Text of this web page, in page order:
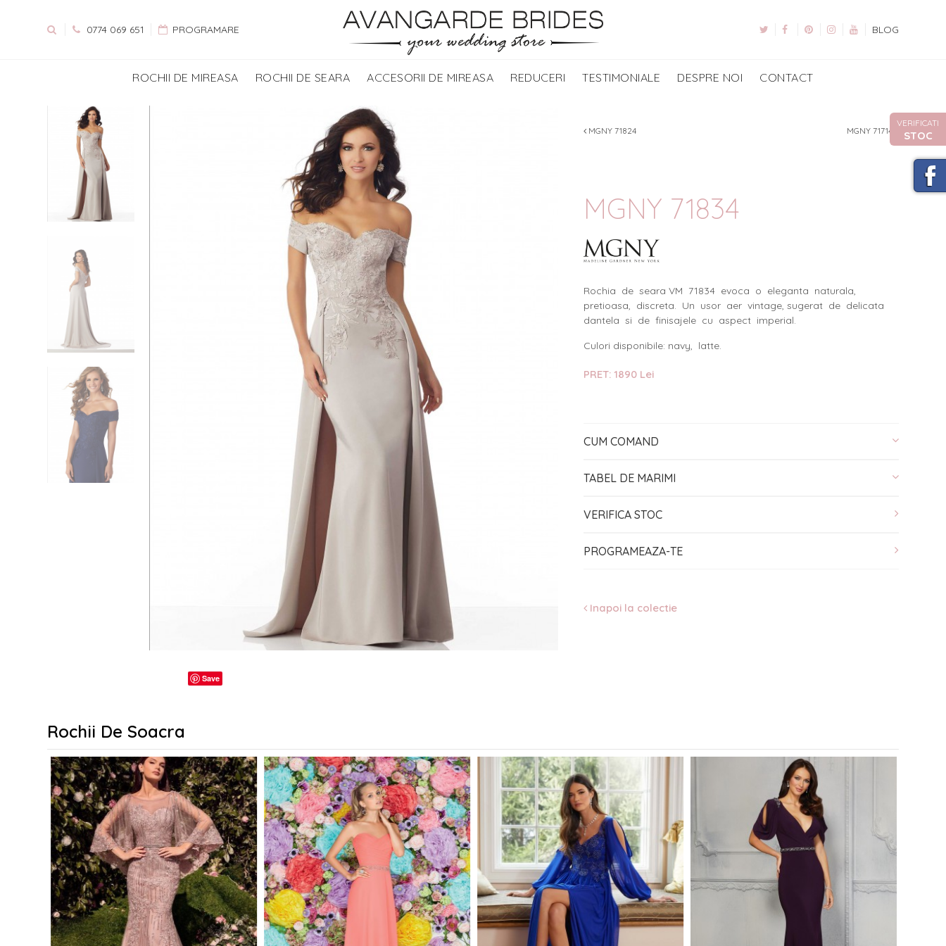
0774 069 651 PROGRAMARE BLOG
ROCHII DE MIREASA ROCHII DE SEARA ACCESORII DE MIREASA REDUCERI TESTIMONIALE DESPRE NOI CONTACT
MGNY 71824 MGNY 71714
MGNY 71834
Rochia de seara VM 71834 evoca o eleganta naturala,
pretioasa, discreta. Un usor aer vintage, sugerat de delicata
dantela si de finisajele cu aspect imperial.
Culori disponibile: navy, latte.
PRET: 1890 Lei
CUM COMAND
TABEL DE MARIMI
VERIFICA STOC
PROGRAMEAZA-TE
Inapoi la colectie
Save
Rochii De Soacra
VERIFICATI
STOC